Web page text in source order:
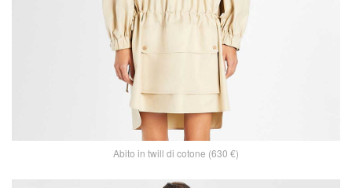
Abito in twill di cotone (630 €)